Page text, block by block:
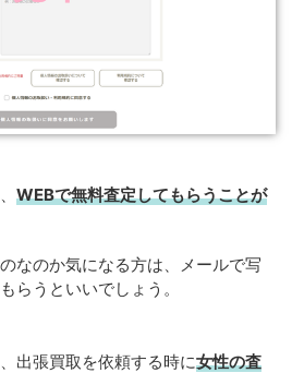
WEBで無料査定してもらうことが
なのか気になる方は、メールで写
らうといいでしょう。
出張買取を依頼する時に女性の査